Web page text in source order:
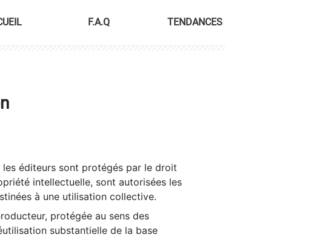
F.A.Q TENDANCES
éditeurs sont protégés par le droit
intellectuelle, sont autorisées les
à une utilisation collective.
protégée au sens des
substantielle de la base